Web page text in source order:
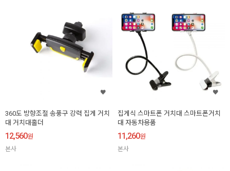
360도 방향조절 송풍구 강력 집게 거치
대 거치대홀더
12,560원
본사
집게식 스마트폰 거치대 스마트폰거치
대 자동차용품
11,260원
본사